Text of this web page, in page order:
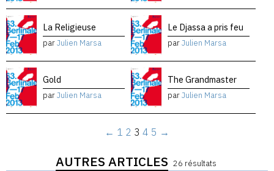
La Religieuse
parJulien Marsa
Le Djassa a pris feu
parJulien Marsa
Gold
parJulien Marsa
The Grandmaster
parJulien Marsa
← 1 2 3 4 5 →
AUTRES ARTICLES 26 résultats